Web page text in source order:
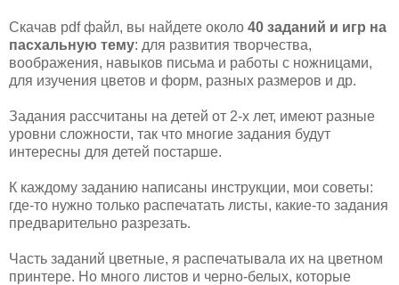
Скачав pdf файл, вы найдете около 40 заданий и игр на
пасхальную тему: для развития творчества,
воображения, навыков письма и работы с ножницами,
для изучения цветов и форм, разных размеров и др.
Задания рассчитаны на детей от 2-х лет, имеют разные
уровни сложности, так что многие задания будут
интересны для детей постарше.
К каждому заданию написаны инструкции, мои советы:
где-то нужно только распечатать листы, какие-то задания
предварительно разрезать.
Часть заданий цветные, я распечатывала их на цветном
принтере. Но много листов и черно-белых, которые